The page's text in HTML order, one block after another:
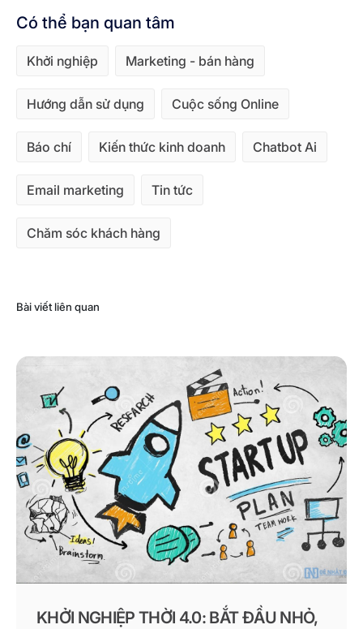
Có thể bạn quan tâm
Khởi nghiệp Marketing - bán hàng
Hướng dẫn sử dụng Cuộc sống Online
Báo chí Kiến thức kinh doanh Chatbot Ai
Email marketing Tin tức
Chăm sóc khách hàng
Bài viết liên quan
KHỞI NGHIỆP THỜI 4.0: BẮT ĐẦU NHỎ,